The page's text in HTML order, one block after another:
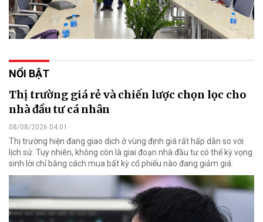
NỔI BẬT
Thị trường giá rẻ và chiến lược chọn lọc cho
nhà đầu tư cá nhân
08/08/2026 04:01
Thị trường hiện đang giao dịch ở vùng định giá rất hấp dẫn so với
lịch sử. Tuy nhiên, không còn là giai đoạn nhà đầu tư có thể kỳ vọng
sinh lời chỉ bằng cách mua bất kỳ cổ phiếu nào đang giảm giá.